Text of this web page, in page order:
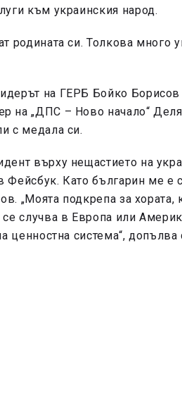
към украинския народ.
родината си. Толкова много
на ГЕРБ Бойко Борисов
на „ДПС – Ново начало“
с медала си.
върху нещастието на
Като българин ме е
„Моята подкрепа за хората,
случва в Европа или
ценностна система“,